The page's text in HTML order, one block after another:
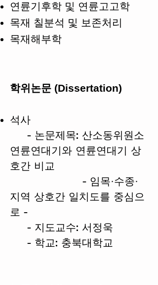
연륜기후학 및 연륜고고학
​목재 칠분석 및 보존처리
​목재해부학
학위논문 (Dissertation)
석사
- 논문제목: 산소동위원소
연륜연대기와 연륜연대기 상
호간 비교
- 임목·수종·
지역 상호간 일치도를 중심으
로 -
- 지도교수: 서정욱
- 학교: 충북대학교